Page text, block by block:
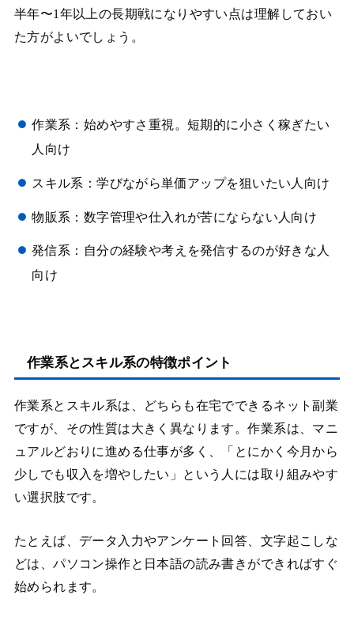
半年〜1年以上の長期戦になりやすい点は理解しておい
た方がよいでしょう。
作業系：始めやすさ重視。短期的に小さく稼ぎたい
人向け
スキル系：学びながら単価アップを狙いたい人向け
物販系：数字管理や仕入れが苦にならない人向け
発信系：自分の経験や考えを発信するのが好きな人
向け
作業系とスキル系の特徴ポイント
作業系とスキル系は、どちらも在宅でできるネット副業
ですが、その性質は大きく異なります。作業系は、マニ
ュアルどおりに進める仕事が多く、「とにかく今月から
少しでも収入を増やしたい」という人には取り組みやす
い選択肢です。
たとえば、データ入力やアンケート回答、文字起こしな
どは、パソコン操作と日本語の読み書きができればすぐ
始められます。